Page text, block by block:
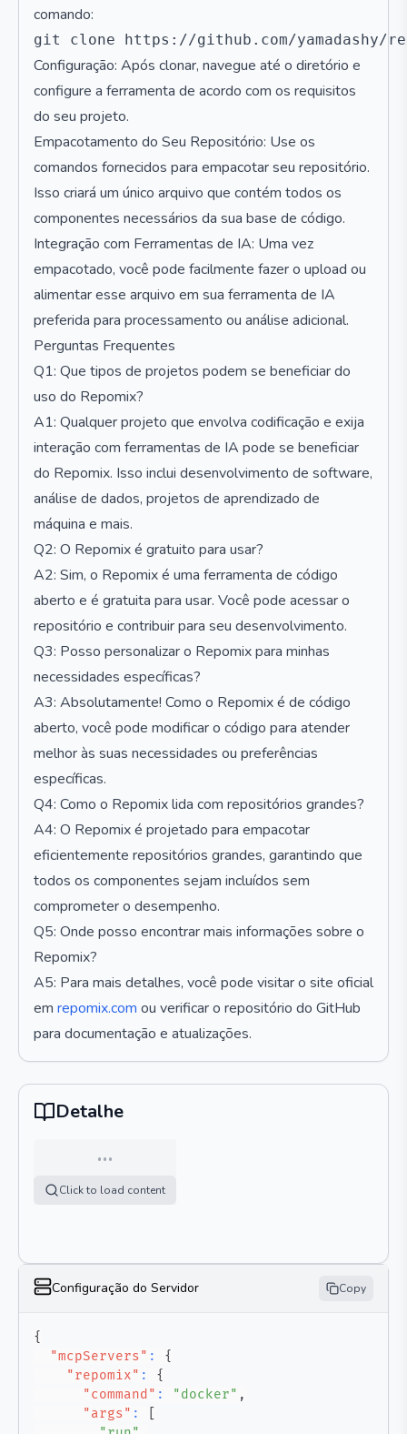
comando:
Configuração: Após clonar, navegue até o diretório e
configure a ferramenta de acordo com os requisitos
do seu projeto.
Empacotamento do Seu Repositório: Use os
comandos fornecidos para empacotar seu repositório.
Isso criará um único arquivo que contém todos os
componentes necessários da sua base de código.
Integração com Ferramentas de IA: Uma vez
empacotado, você pode facilmente fazer o upload ou
alimentar esse arquivo em sua ferramenta de IA
preferida para processamento ou análise adicional.
Perguntas Frequentes
Q1: Que tipos de projetos podem se beneficiar do
uso do Repomix?
A1: Qualquer projeto que envolva codificação e exija
interação com ferramentas de IA pode se beneficiar
do Repomix. Isso inclui desenvolvimento de software,
análise de dados, projetos de aprendizado de
máquina e mais.
Q2: O Repomix é gratuito para usar?
A2: Sim, o Repomix é uma ferramenta de código
aberto e é gratuita para usar. Você pode acessar o
repositório e contribuir para seu desenvolvimento.
Q3: Posso personalizar o Repomix para minhas
necessidades específicas?
A3: Absolutamente! Como o Repomix é de código
aberto, você pode modificar o código para atender
melhor às suas necessidades ou preferências
específicas.
Q4: Como o Repomix lida com repositórios grandes?
A4: O Repomix é projetado para empacotar
eficientemente repositórios grandes, garantindo que
todos os componentes sejam incluídos sem
comprometer o desempenho.
Q5: Onde posso encontrar mais informações sobre o
Repomix?
A5: Para mais detalhes, você pode visitar o site oficial
em repomix.com ou verificar o repositório do GitHub
para documentação e atualizações.
Detalhe
…
Click to load content
Configuração do Servidor Copy
{
"mcpServers" :
{
"repomix" :
{
"command" : "docker" ,
"args" :